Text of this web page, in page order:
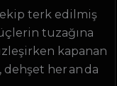
terk edilmiş
tuzağına
kapanan
her an da